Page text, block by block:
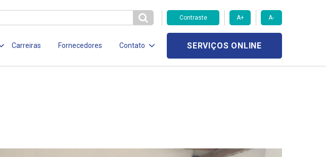
Contraste A+ A-
Carreiras Fornecedores Contato SERVIÇOS ONLINE